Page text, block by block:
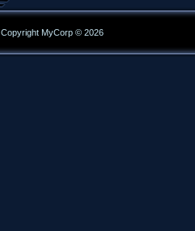
Copyright MyCorp © 2026